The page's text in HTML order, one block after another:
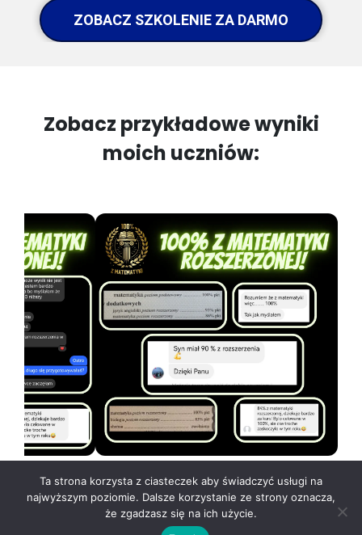
ZOBACZ SZKOLENIE ZA DARMO
Zobacz przykładowe wyniki
moich uczniów:
Polityka prywatności
Ta strona korzysta z ciasteczek aby świadczyć usługi na
najwyższym poziomie. Dalsze korzystanie ze strony oznacza,
że zgadzasz się na ich użycie.